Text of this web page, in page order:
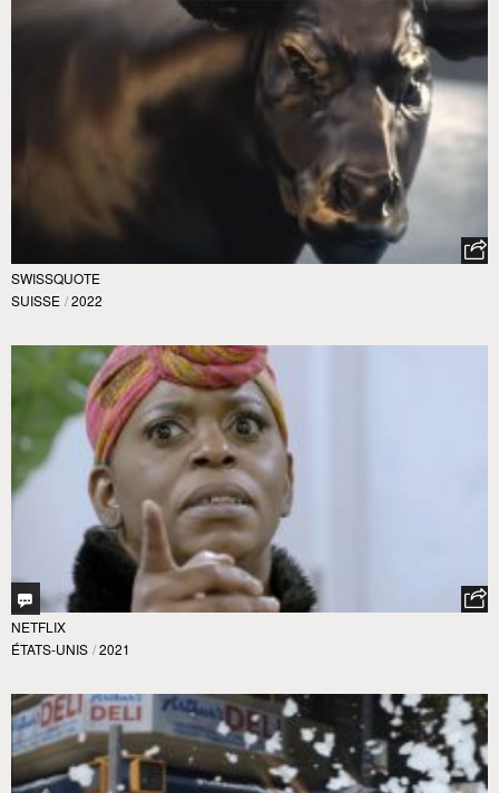
SWISSQUOTE
SUISSE / 2022
NETFLIX
ÉTATS-UNIS / 2021